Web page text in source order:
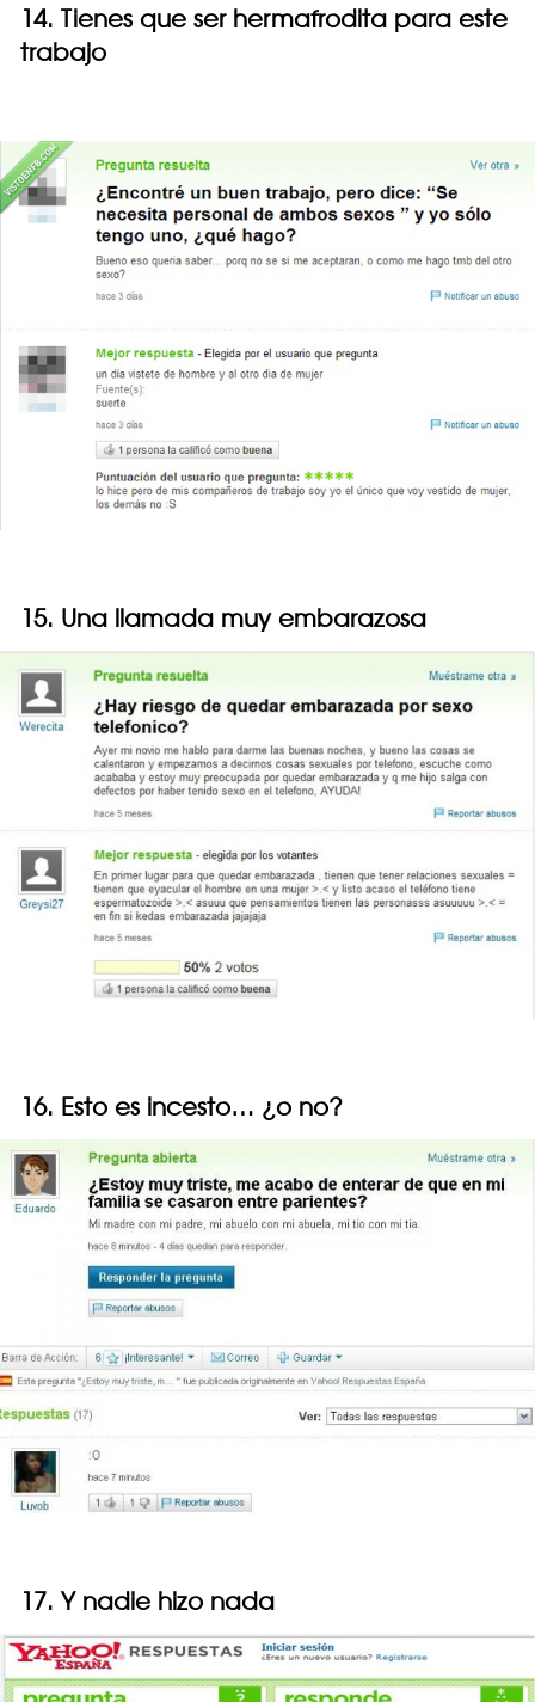
14. Tienes que ser hermafrodita para este
trabajo
15. Una llamada muy embarazosa
16. Esto es incesto… ¿o no?
17. Y nadie hizo nada